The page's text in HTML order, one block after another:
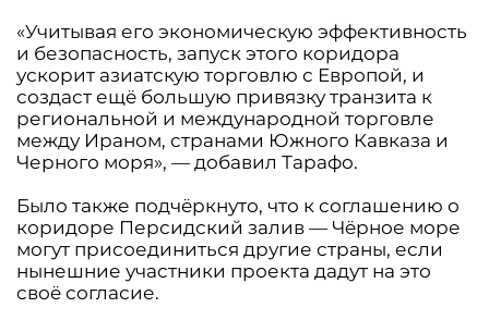
«Учитывая его экономическую эффективность
и безопасность, запуск этого коридора
ускорит азиатскую торговлю с Европой, и
создаст ещë большую привязку транзита к
региональной и международной торговле
между Ираном, странами Южного Кавказа и
Черного моря», — добавил Тарафо.
Было также подчëркнуто, что к соглашению о
коридоре Персидский залив — Чëрное море
могут присоединиться другие страны, если
нынешние участники проекта дадут на это
своë согласие.